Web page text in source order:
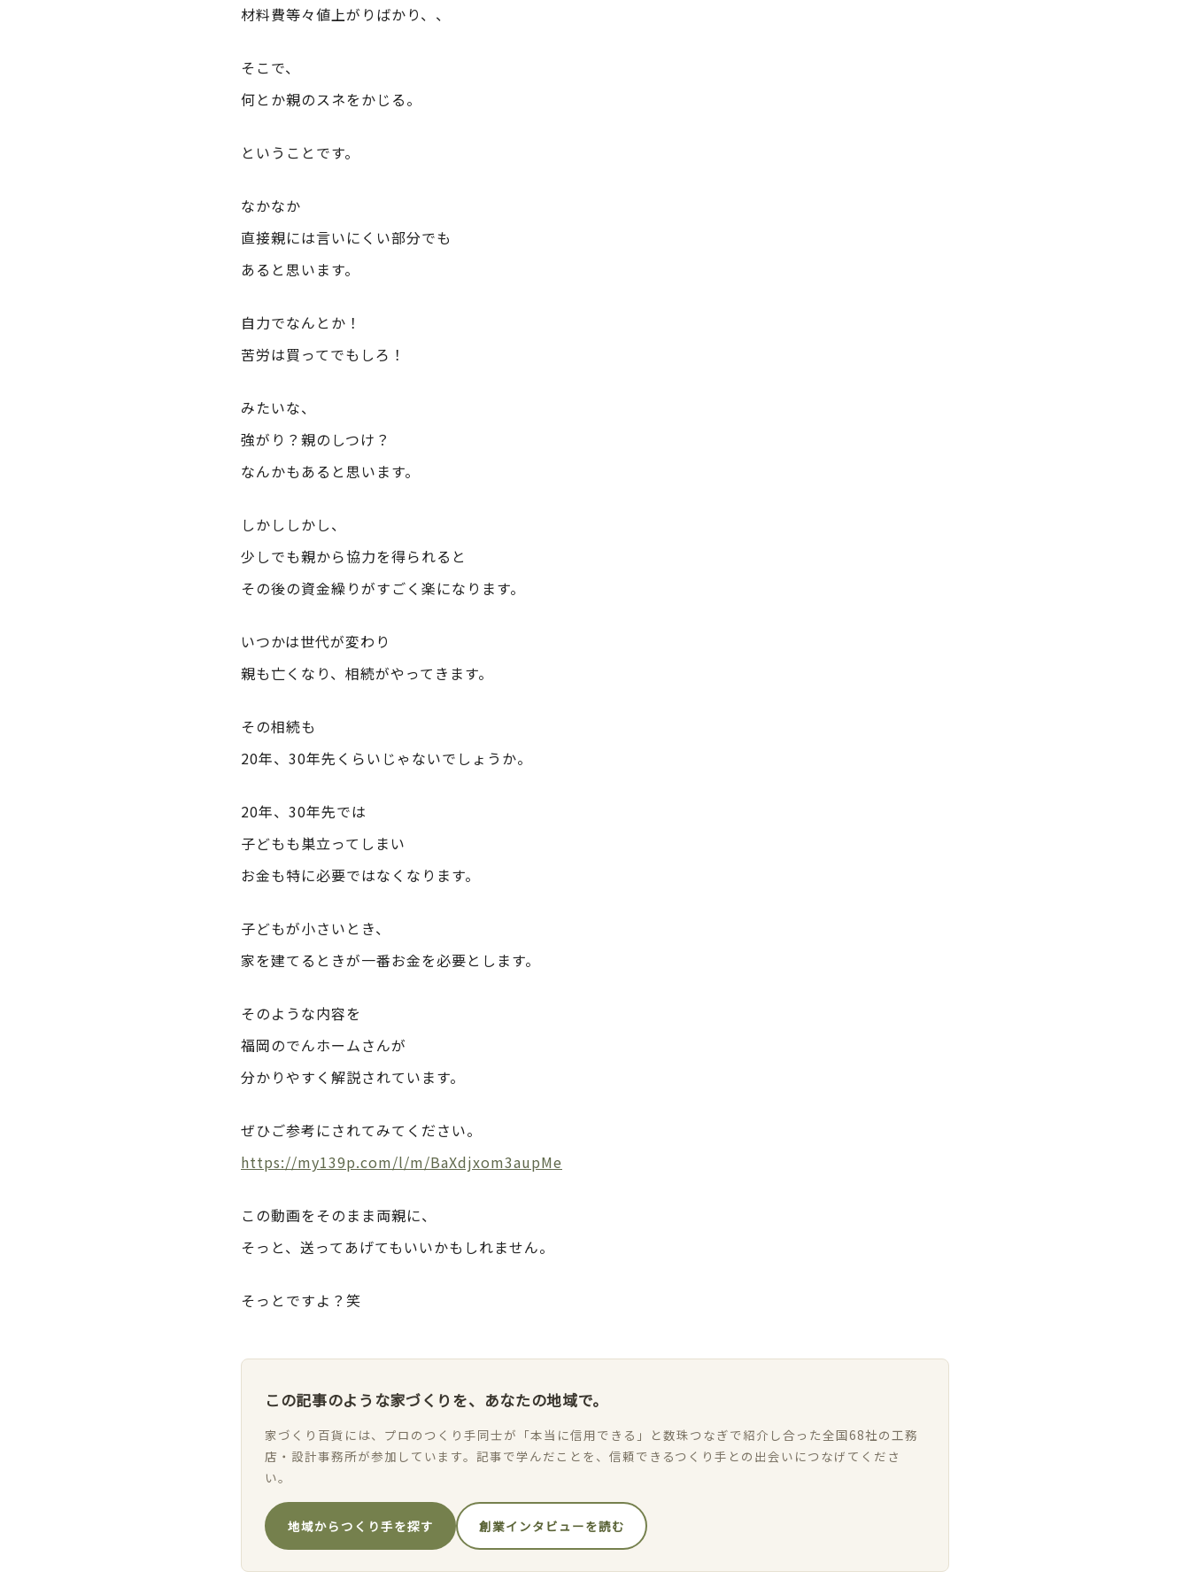
材料費等々値上がりばかり、、
そこで、
何とか親のスネをかじる。
ということです。
なかなか
直接親には言いにくい部分でも
あると思います。
自力でなんとか！
苦労は買ってでもしろ！
みたいな、
強がり？親のしつけ？
なんかもあると思います。
しかししかし、
少しでも親から協力を得られると
その後の資金繰りがすごく楽になります。
いつかは世代が変わり
親も亡くなり、相続がやってきます。
その相続も
20年、30年先くらいじゃないでしょうか。
20年、30年先では
子どもも巣立ってしまい
お金も特に必要ではなくなります。
子どもが小さいとき、
家を建てるときが一番お金を必要とします。
そのような内容を
福岡のでんホームさんが
分かりやすく解説されています。
ぜひご参考にされてみてください。
https://my139p.com/l/m/BaXdjxom3aupMe
この動画をそのまま両親に、
そっと、送ってあげてもいいかもしれません。
そっとですよ？笑
この記事のような家づくりを、あなたの地域で。
家づくり百貨には、プロのつくり手同士が「本当に信用できる」と数珠つなぎで紹介し合った全国68社の工務
店・設計事務所が参加しています。記事で学んだことを、信頼できるつくり手との出会いにつなげてくださ
い。
地域からつくり手を探す 創業インタビューを読む